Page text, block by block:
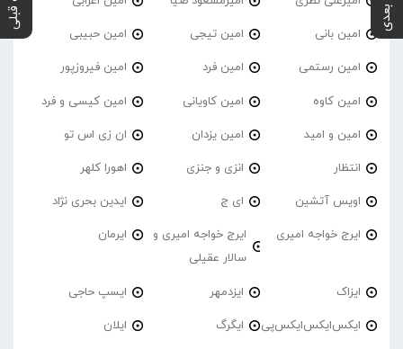
امین بانی امین تیجی امین حبیبی
امین رستمی امین فرد امین فیروزپور
امین کاوه امین کاویانی امین کیسی و فرد
امین و امید امین یزدان ان زی اس تو
انتظار انزی و جنزی اهورا کلهر
اویس آتشین ای ج ایدین بحری نژاد
ایرج خواجه امیری
ایرج خواجه امیری و
سالار عقیلی
ایرمان
ایزاک ایزدمهر ایسپ حاجی
ایکس‌ایکس‌ایکس‌پی ایگرگ ایلان